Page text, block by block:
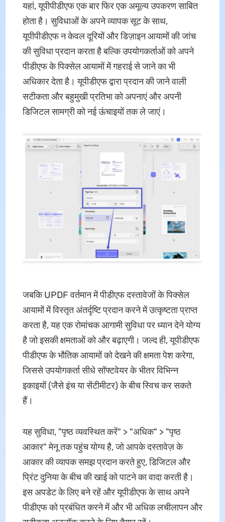
यहां, यूपीपीडीएफ एक बार फिर एक अमूल्य उपकरण साबित
होता है। सुविधाओं के अपने व्यापक सूट के साथ,
यूपीपीडीएफ न केवल दूरियों और डिज़ाइन आयामों की जांच
की सुविधा प्रदान करता है बल्कि उपयोगकर्ताओं को अपने
पीडीएफ के पिक्सेल आयामों में गहराई से जाने का भी
अधिकार देता है। यूपीडीएफ द्वारा प्रदान की जाने वाली
सटीकता और बहुमुखी प्रतिभा को अपनाएं और अपनी
डिजिटल सामग्री को नई ऊंचाइयों तक ले जाएं।
जबकि UPDF वर्तमान में पीडीएफ दस्तावेजों के पिक्सेल
आयामों में विस्तृत अंतर्दृष्टि प्रदान करने में उत्कृष्टता प्राप्त
करता है, यह एक रोमांचक आगामी सुविधा पर ध्यान देने योग्य
है जो इसकी क्षमताओं को और बढ़ाएगी। जल्द ही, यूपीडीएफ
पीडीएफ के भौतिक आयामों को देखने की क्षमता पेश करेगा,
जिससे उपयोगकर्ता सीधे सॉफ्टवेयर के भीतर विभिन्न
इकाइयों (जैसे इंच या सेंटीमीटर) के बीच स्विच कर सकते
हैं।
यह सुविधा, "पृष्ठ व्यवस्थित करें" > "अधिक" > "पृष्ठ
आकार" मेनू तक पहुंच योग्य है, जो आपके दस्तावेज़ के
आकार की व्यापक समझ प्रदान करते हुए, डिजिटल और
प्रिंट दुनिया के बीच की खाई को पाटने का वादा करती है।
इस अपडेट के लिए बने रहें और यूपीडीएफ के साथ अपने
पीडीएफ को प्रबंधित करने में और भी अधिक लचीलापन और